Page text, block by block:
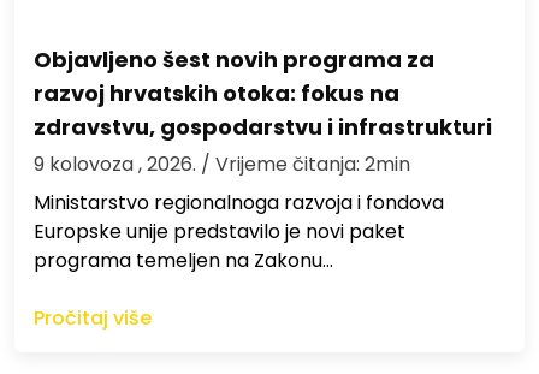
Objavljeno šest novih programa za
razvoj hrvatskih otoka: fokus na
zdravstvu, gospodarstvu i infrastrukturi
9 kolovoza , 2026. / Vrijeme čitanja: 2min
Ministarstvo regionalnoga razvoja i fondova
Europske unije predstavilo je novi paket
programa temeljen na Zakonu…
Pročitaj više